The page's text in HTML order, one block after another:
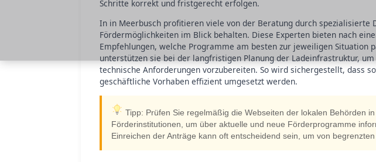
Schritte korrekt und fristgerecht erfolgen.
In in Meerbusch profitieren viele von der Beratung durch spezialisierte
Fördermöglichkeiten im Blick behalten. Diese Experten bieten nach
Empfehlungen, welche Programme am besten zur jeweiligen Situation
unterstützen sie bei der langfristigen Planung der Ladeinfrastruktur,
technische Anforderungen vorzubereiten. So wird sichergestellt, dass
geschäftliche Vorhaben effizient umgesetzt werden.
Tipp: Prüfen Sie regelmäßig die Webseiten der lokalen Behörden
Förderinstitutionen, um über aktuelle und neue Förderprogramme
Einreichen der Anträge kann oft entscheidend sein, um von